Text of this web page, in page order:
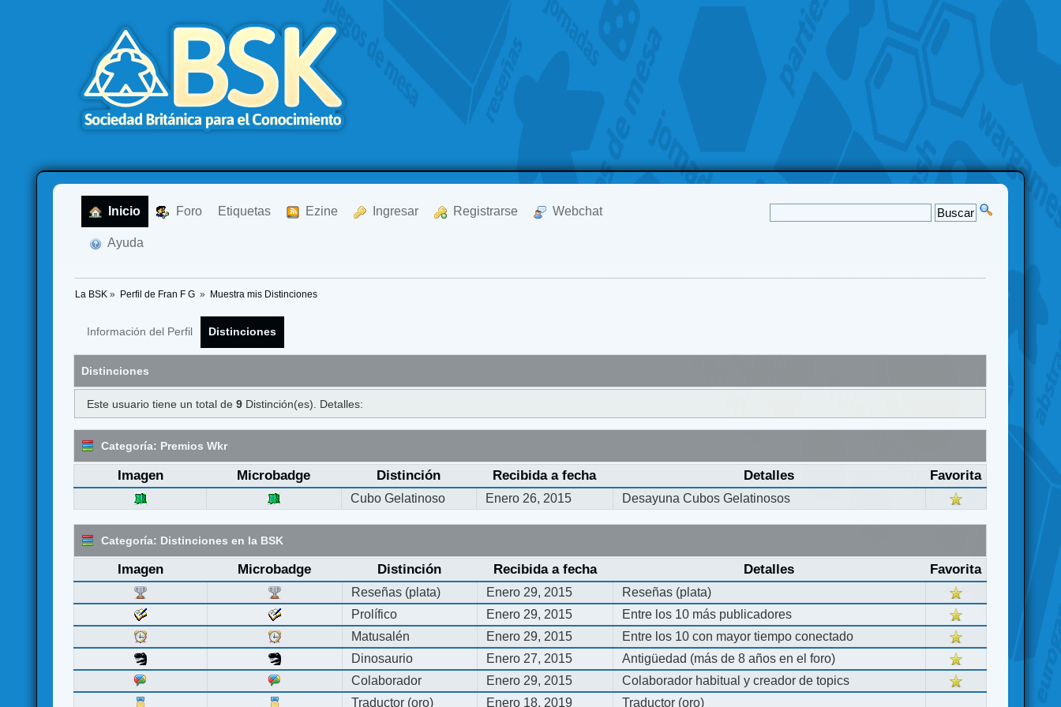
Inicio Foro Etiquetas Ezine Ingresar Registrarse Webchat
Ayuda
La BSK » Perfil de Fran F G » Muestra mis Distinciones
Información del Perfil Distinciones
Distinciones
Este usuario tiene un total de 9Distinción(es). Detalles:
Categoría: Premios Wkr
Imagen Microbadge Distinción Recibida a fecha Detalles Favorita
Cubo Gelatinoso Enero 26, 2015 Desayuna Cubos Gelatinosos
Categoría: Distinciones en la BSK
Imagen Microbadge Distinción Recibida a fecha Detalles Favorita
Reseñas (plata) Enero 29, 2015
Reseñas (plata)
Prolífico
Enero 29, 2015
Entre los 10 más publicadores
Matusalén
Enero 29, 2015
Entre los 10 con mayor tiempo conectado
Dinosaurio
Enero 27, 2015
Antigüedad (más de 8 años en el foro)
Colaborador
Enero 29, 2015
Colaborador habitual y creador de topics
Traductor (oro)
Enero 18, 2019 Traductor (oro)